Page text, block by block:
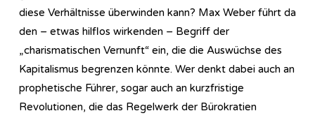
diese Verhältnisse überwinden kann? Max Weber führt da
den – etwas hilflos wirkenden – Begriff der
„charismatischen Vernunft“ ein, die die Auswüchse des
Kapitalismus begrenzen könnte. Wer denkt dabei auch an
prophetische Führer, sogar auch an kurzfristige
Revolutionen, die das Regelwerk der Bürokratien